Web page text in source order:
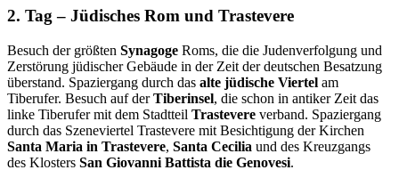
2. Tag – Jüdisches Rom und Trastevere
Besuch der größten Synagoge Roms, die die Judenverfolgung und
Zerstörung jüdischer Gebäude in der Zeit der deutschen Besatzung
überstand. Spaziergang durch das alte jüdische Viertel am
Tiberufer. Besuch auf derTiberinsel, die schon in antiker Zeit das
linke Tiberufer mit dem Stadtteil Trastevere verband. Spaziergang
durch das Szeneviertel Trastevere mit Besichtigung der Kirchen
Santa Maria in Trastevere, Santa Cecilia und des Kreuzgangs
des Klosters San Giovanni Battista die Genovesi.